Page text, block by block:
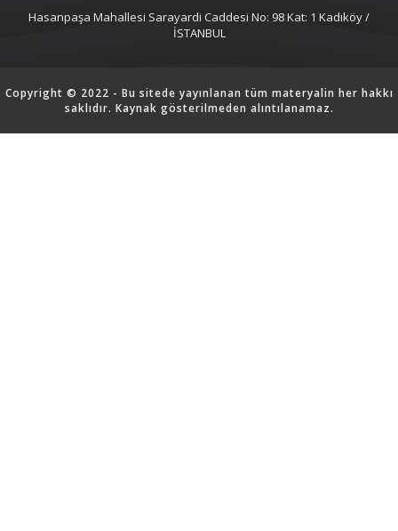
Hasanpaşa Mahallesi Sarayardi Caddesi No: 98 Kat: 1 Kadıköy /
İSTANBUL
Copyright © 2022 - Bu sitede yayınlanan tüm materyalin her hakkı
saklıdır. Kaynak gösterilmeden alıntılanamaz.